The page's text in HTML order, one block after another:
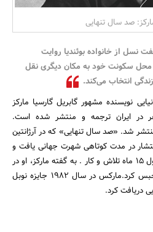
صد سال تنهایی
نسل از خانواده بوئندیا روایت
محل سکونت خود به مکان دیگری نقل
انتخاب می‌کند.
نویسنده مشهور گابریل گارسیا مارکز
توسط بیش از 30 نفر در ایران ترجمه و منتشر شده است.
سال 1967 منتشر شد. «صد سال تنهایی» که در آرژانتین
از انتشار در مدت کوتاهی شهرت جهانی یافت و
به 27 زبان دنیا ترجمه شد. محصول 15 ماه تلاش و کار . به گفته مارکز، او در
تمام این 15 ماه خود را در خانه حبس کرد.مارکس در سال 1982 جایزه نوبل
دریافت کرد.